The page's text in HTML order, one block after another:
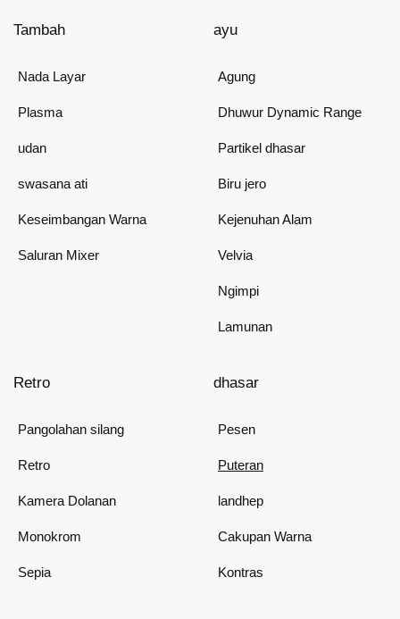
Tambah
Nada Layar
Plasma
udan
swasana ati
Keseimbangan Warna
Saluran Mixer
ayu
Agung
Dhuwur Dynamic Range
Partikel dhasar
Biru jero
Kejenuhan Alam
Velvia
Ngimpi
Lamunan
Retro
Pangolahan silang
Retro
Kamera Dolanan
Monokrom
Sepia
dhasar
Pesen
Puteran
landhep
Cakupan Warna
Kontras